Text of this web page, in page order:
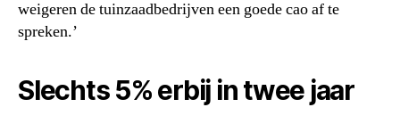
weigeren de tuinzaadbedrijven een goede cao af te
spreken.’
Slechts 5% erbij in twee jaar